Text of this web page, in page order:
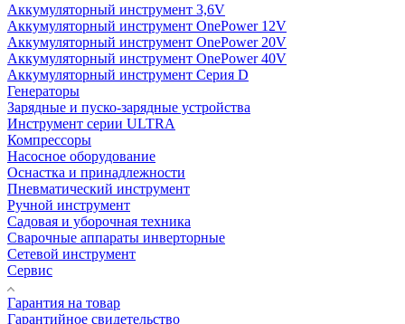
Аккумуляторный инструмент 3,6V
Аккумуляторный инструмент OnePower 12V
Аккумуляторный инструмент OnePower 20V
Аккумуляторный инструмент OnePower 40V
Аккумуляторный инструмент Серия D
Генераторы
Зарядные и пуско-зарядные устройства
Инструмент серии ULTRA
Компрессоры
Насосное оборудование
Оснастка и принадлежности
Пневматический инструмент
Ручной инструмент
Садовая и уборочная техника
Сварочные аппараты инверторные
Сетевой инструмент
Сервис
Гарантия на товар
Гарантийное свидетельство